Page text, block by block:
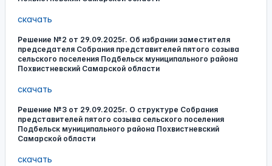
скачать
Решение №2 от 29.09.2025г. Об избрании заместителя
председателя Собрания представителей пятого созыва
сельского поселения Подбельск муниципального района
Похвистневский Самарской области
скачать
Решение №3 от 29.09.2025г. О структуре Собрания
представителей пятого созыва сельского поселения
Подбельск муниципального района Похвистневский
Самарской области
скачать